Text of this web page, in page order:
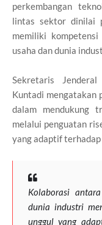
perkembangan
lintas sektor dinilai
memiliki
usaha dan dunia
Sekretaris
Kuntadi mengatakan
dalam mendukung
melalui penguatan
yang adaptif
Kolaborasi
dunia industri
unggul yang